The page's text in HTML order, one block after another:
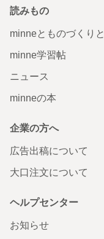
読みもの
minneとものづくりと
minne学習帖
ニュース
minneの本
企業の方へ
広告出稿について
大口注文について
ヘルプセンター
お知らせ